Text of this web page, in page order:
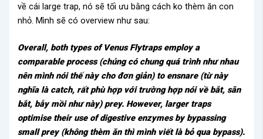
về cái large trap, nó sẽ tối ưu bằng cách ko thèm ăn con
nhỏ. Mình sẽ có overview như sau:
Overall, both types of Venus Flytraps employ a
comparable process (chúng có chung quá trình như nhau
nên mình nói thế này cho đơn giản) to ensnare (từ này
nghĩa là catch, rất phù hợp với trường hợp nói về bắt, săn
bắt, bẫy mồi như này) prey. However, larger traps
optimise their use of digestive enzymes by bypassing
small prey (không thèm ăn thì mình viết là bỏ qua bypass).